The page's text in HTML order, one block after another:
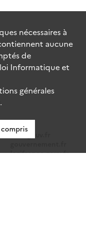
data.gouv.fr
legifrance.gouv.fr
nécessaires à
aucune
de
Informatique et
générales
compris